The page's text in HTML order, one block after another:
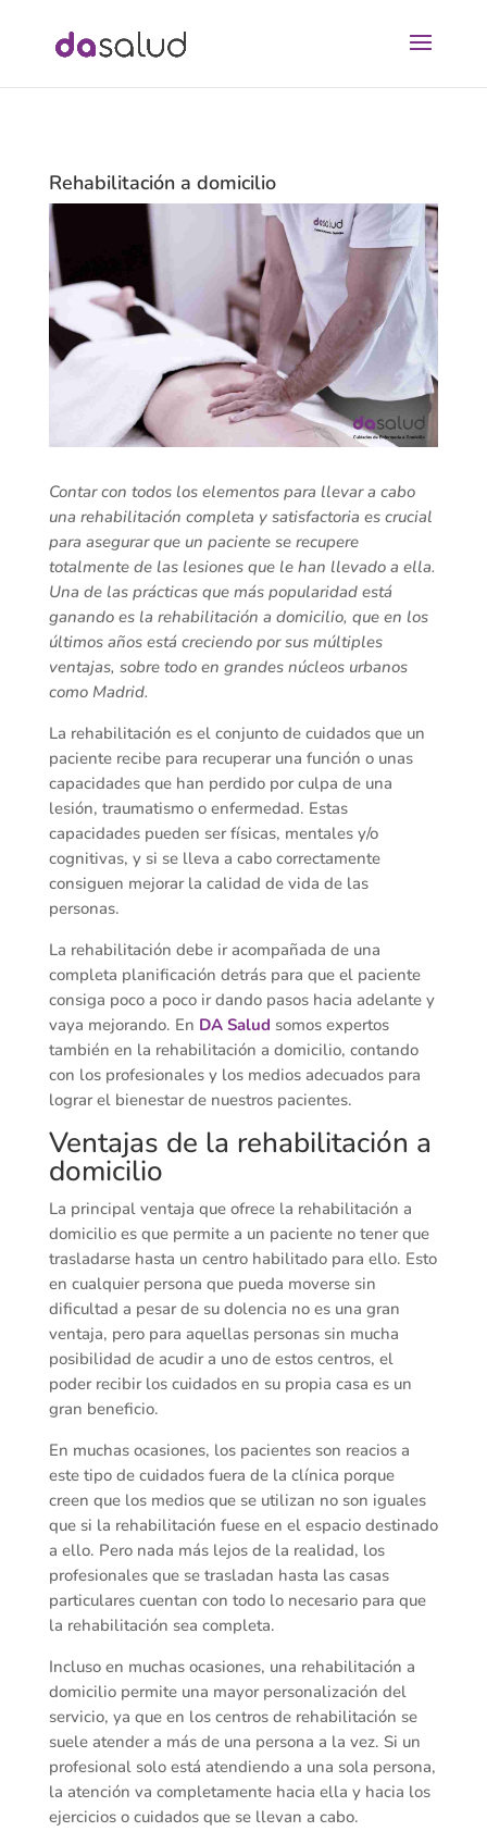
Rehabilitación a domicilio
Contar con todos los elementos para llevar a cabo
una rehabilitación completa y satisfactoria es crucial
para asegurar que un paciente se recupere
totalmente de las lesiones que le han llevado a ella.
Una de las prácticas que más popularidad está
ganando es la rehabilitación a domicilio, que en los
últimos años está creciendo por sus múltiples
ventajas, sobre todo en grandes núcleos urbanos
como Madrid.
La rehabilitación es el conjunto de cuidados que un
paciente recibe para recuperar una función o unas
capacidades que han perdido por culpa de una
lesión, traumatismo o enfermedad. Estas
capacidades pueden ser físicas, mentales y/o
cognitivas, y si se lleva a cabo correctamente
consiguen mejorar la calidad de vida de las
personas.
La rehabilitación debe ir acompañada de una
completa planificación detrás para que el paciente
consiga poco a poco ir dando pasos hacia adelante y
vaya mejorando. En DA Salud somos expertos
también en la rehabilitación a domicilio, contando
con los profesionales y los medios adecuados para
lograr el bienestar de nuestros pacientes.
Ventajas de la rehabilitación a
domicilio
La principal ventaja que ofrece la rehabilitación a
domicilio es que permite a un paciente no tener que
trasladarse hasta un centro habilitado para ello. Esto
en cualquier persona que pueda moverse sin
dificultad a pesar de su dolencia no es una gran
ventaja, pero para aquellas personas sin mucha
posibilidad de acudir a uno de estos centros, el
poder recibir los cuidados en su propia casa es un
gran beneficio.
En muchas ocasiones, los pacientes son reacios a
este tipo de cuidados fuera de la clínica porque
creen que los medios que se utilizan no son iguales
que si la rehabilitación fuese en el espacio destinado
a ello. Pero nada más lejos de la realidad, los
profesionales que se trasladan hasta las casas
particulares cuentan con todo lo necesario para que
la rehabilitación sea completa.
Incluso en muchas ocasiones, una rehabilitación a
domicilio permite una mayor personalización del
servicio, ya que en los centros de rehabilitación se
suele atender a más de una persona a la vez. Si un
profesional solo está atendiendo a una sola persona,
la atención va completamente hacia ella y hacia los
ejercicios o cuidados que se llevan a cabo.